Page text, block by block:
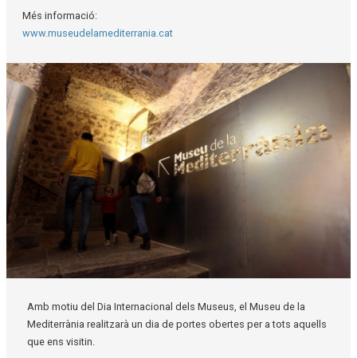
Més informació:
www.museudelamediterrania.cat
Amb motiu del Dia Internacional dels Museus, el Museu de la
Mediterrània realitzarà un dia de portes obertes per a tots aquells
que ens visitin.